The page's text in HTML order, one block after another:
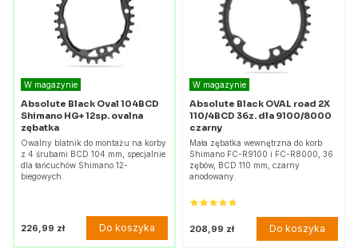
W magazynie
Absolute Black Oval 104BCD
Shimano HG+ 12sp. ovalna
zębatka
Owalny blatnik do montażu na korby
z 4 śrubami BCD 104 mm, specjalnie
dla łańcuchów Shimano 12-
biegowych.
226,99 zł Do koszyka
W magazynie
Absolute Black OVAL road 2X
110/4BCD 36z. dla 9100/8000
czarny
Mała zębatka wewnętrzna do korb
Shimano FC-R9100 i FC-R8000, 36
zębów, BCD 110 mm, czarny
anodowany.
208,99 zł Do koszyka